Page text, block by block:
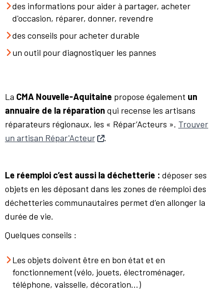
des informations pour aider à partager, acheter
d'occasion, réparer, donner, revendre
des conseils pour acheter durable
un outil pour diagnostiquer les pannes
La CMA Nouvelle-Aquitaine propose également un
annuaire de la réparation qui recense les artisans
réparateurs régionaux, les « Répar’Acteurs ». Trouver
un artisan Répar'Acteur
.
Le réemploi c’est aussi la déchetterie : déposer ses
objets en les déposant dans les zones de réemploi des
déchetteries communautaires permet d’en allonger la
durée de vie.
Quelques conseils :
Les objets doivent être en bon état et en
fonctionnement (vélo, jouets, électroménager,
téléphone, vaisselle, décoration…)